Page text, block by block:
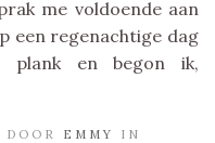
me voldoende aan
een regenachtige dag
en begon ik,
EMMY
IN